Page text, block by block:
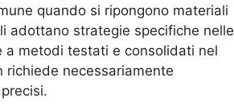
quando si ripongono materiali
adottano strategie specifiche nelle
a metodi testati e consolidati nel
richiede necessariamente